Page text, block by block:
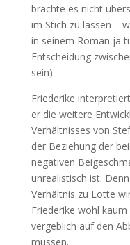
brachte es nicht übers
im Stich zu lassen –
in seinem Roman ja
Entscheidung
sein).
Friederike
er die weitere
Verhältnisses von
der Beziehung der
negativen
unrealistisch ist.
Verhältnis zu Lotte
Friederike wohl
vergeblich auf den
müssen.